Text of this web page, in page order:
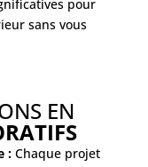
pour
sans vous
EN
:Chaque projet